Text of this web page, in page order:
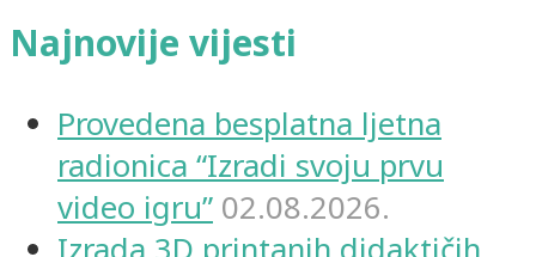
Najnovije vijesti
Provedena besplatna ljetna
radionica “Izradi svoju prvu
video igru” 02.08.2026.